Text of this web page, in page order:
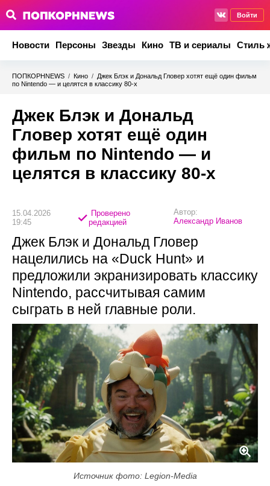
Войти
Новости Персоны Звезды Кино ТВ и сериалы Стиль
ПОПКОРНNEWS / Кино / Джек Блэк и Дональд Гловер хотят ещё один фильм
по Nintendo — и целятся в классику 80-х
Джек Блэк и Дональд
Гловер хотят ещё один
фильм по Nintendo — и
целятся в классику 80-х
15.04.2026
19:45
Проверено
редакцией
Автор:
Александр Иванов
Джек Блэк и Дональд Гловер
нацелились на «Duck Hunt» и
предложили экранизировать классику
Nintendo, рассчитывая самим
сыграть в ней главные роли.
Источник фото: Legion-Media